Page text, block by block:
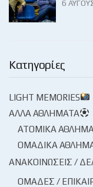
6
Κατηγορίες
LIGHT MEMORIES
ΆΛΛΑ ΑΘΛΉΜΑΤΑ
ΑΤΟΜΙΚΆ
ΟΜΑΔΙΚΆ
ΑΝΑΚΟΙΝΏΣΕΙΣ /
ΟΜΆΔΕΣ /